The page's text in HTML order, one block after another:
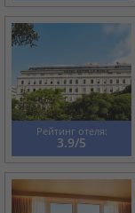
Рейтинг отеля:
3.9/5